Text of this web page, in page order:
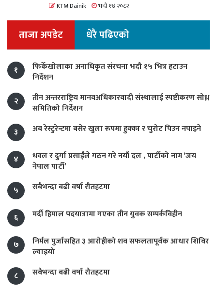
KTM Dainik भदौ १४ २०८२
ताजा अपडेट धेरै पढिएको
१
फिर्केखोलाका अनाधिकृत संरचना भदौ १५ भित्र हटाउन
निर्देशन
२
तीन अन्तरराष्ट्रिय मानवअधिकारवादी संस्थालाई स्पष्टीकरण सोध्न
समितिको निर्देशन
३
अब रेस्टुरेन्टमा बसेर खुला रूपमा हुक्का र चुरोट पिउन नपाइने
४
धवल र दुर्गा प्रसाईंले गठन गरे नयाँ दल , पार्टीको नाम ‘जय
नेपाल पार्टी’
५
सबैभन्दा बढी वर्षा रौतहटमा
६ मर्दी हिमाल पदयात्रामा गएका तीन युवक सम्पर्कविहीन
७
निर्मल पुर्जासहित ३ आरोहीको शव सफलतापूर्वक आधार शिविर
ल्याइयो
८
सबैभन्दा बढी वर्षा रौतहटमा